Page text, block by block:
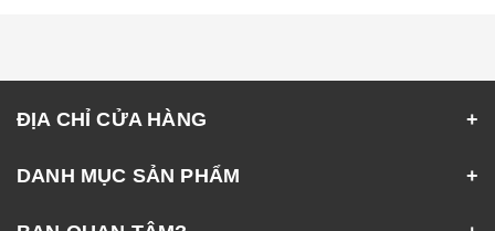
ĐỊA CHỈ CỬA HÀNG
DANH MỤC SẢN PHẨM